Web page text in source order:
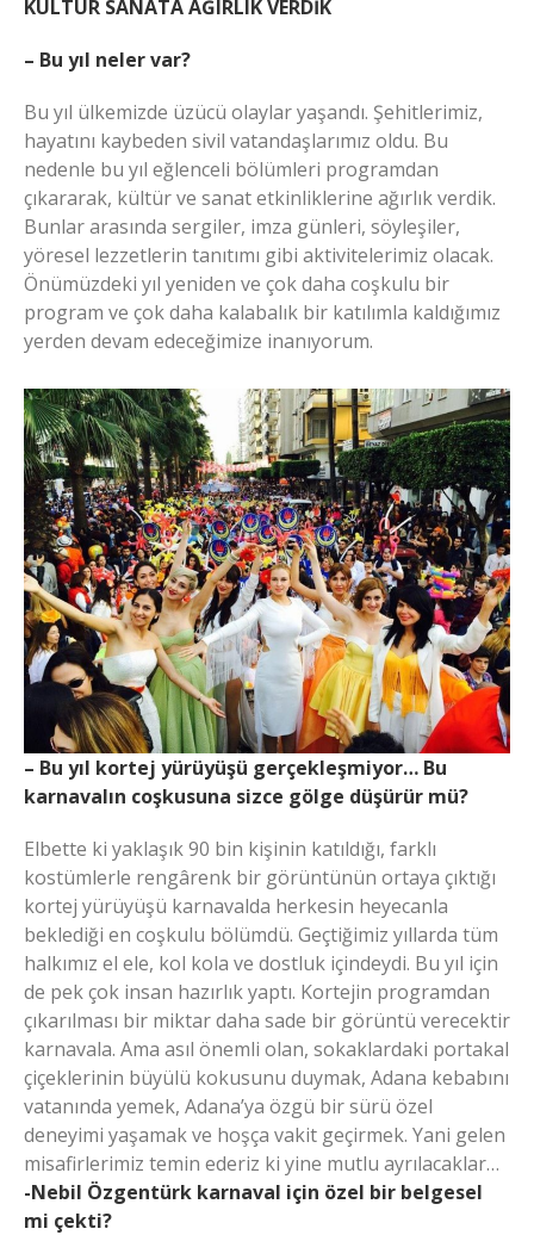
KÜLTÜR SANATA AĞIRLIK VERDİK
– Bu yıl neler var?
Bu yıl ülkemizde üzücü olaylar yaşandı. Şehitlerimiz,
hayatını kaybeden sivil vatandaşlarımız oldu. Bu
nedenle bu yıl eğlenceli bölümleri programdan
çıkararak, kültür ve sanat etkinliklerine ağırlık verdik.
Bunlar arasında sergiler, imza günleri, söyleşiler,
yöresel lezzetlerin tanıtımı gibi aktivitelerimiz olacak.
Önümüzdeki yıl yeniden ve çok daha coşkulu bir
program ve çok daha kalabalık bir katılımla kaldığımız
yerden devam edeceğimize inanıyorum.
– Bu yıl kortej yürüyüşü gerçekleşmiyor… Bu
karnavalın coşkusuna sizce gölge düşürür mü?
Elbette ki yaklaşık 90 bin kişinin katıldığı, farklı
kostümlerle rengârenk bir görüntünün ortaya çıktığı
kortej yürüyüşü karnavalda herkesin heyecanla
beklediği en coşkulu bölümdü. Geçtiğimiz yıllarda tüm
halkımız el ele, kol kola ve dostluk içindeydi. Bu yıl için
de pek çok insan hazırlık yaptı. Kortejin programdan
çıkarılması bir miktar daha sade bir görüntü verecektir
karnavala. Ama asıl önemli olan, sokaklardaki portakal
çiçeklerinin büyülü kokusunu duymak, Adana kebabını
vatanında yemek, Adana’ya özgü bir sürü özel
deneyimi yaşamak ve hoşça vakit geçirmek. Yani gelen
misafirlerimiz temin ederiz ki yine mutlu ayrılacaklar…
-Nebil Özgentürk karnaval için özel bir belgesel
mi çekti?